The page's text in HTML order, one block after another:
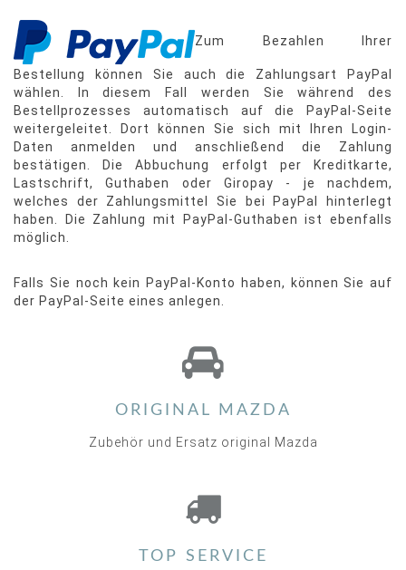
Zum Bezahlen Ihrer
Bestellung können Sie auch die Zahlungsart PayPal
wählen. In diesem Fall werden Sie während des
Bestellprozesses automatisch auf die PayPal-Seite
weitergeleitet. Dort können Sie sich mit Ihren Login-
Daten anmelden und anschließend die Zahlung
bestätigen. Die Abbuchung erfolgt per Kreditkarte,
Lastschrift, Guthaben oder Giropay - je nachdem,
welches der Zahlungsmittel Sie bei PayPal hinterlegt
haben. Die Zahlung mit PayPal-Guthaben ist ebenfalls
möglich.
Falls Sie noch kein PayPal-Konto haben, können Sie auf
der PayPal-Seite eines anlegen.
ORIGINAL MAZDA
Zubehör und Ersatz original Mazda
TOP SERVICE